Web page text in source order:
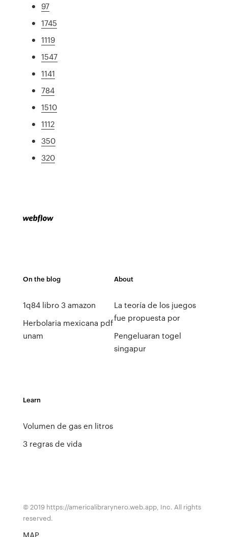
97
1745
1119
1547
1141
784
1510
1112
350
320
On the blog
1q84 libro 3 amazon
Herbolaria mexicana pdf
unam
About
La teoría de los juegos
fue propuesta por
Pengeluaran togel
singapur
Learn
Volumen de gas en litros
3 regras de vida
© 2019 https://americalibrarynero.web.app, Inc. All rights
reserved.
MAP